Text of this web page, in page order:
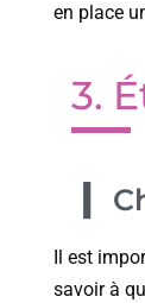
en place
3.
Il est
savoir à